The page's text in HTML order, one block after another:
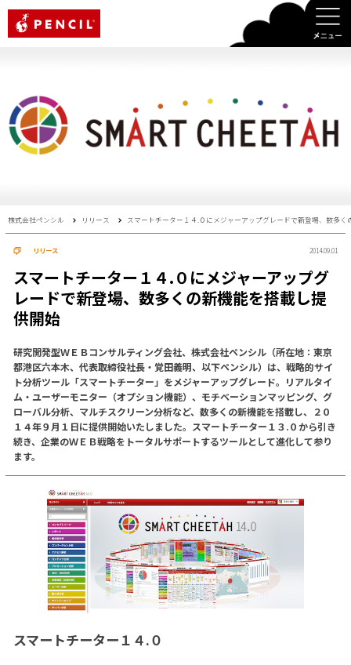
株式会社ペンシル リリース スマートチーター１４.０にメジャーアップグレードで新登場、数多く
リリース 2014.09.01
スマートチーター１４.０にメジャーアップグ
レードで新登場、数多くの新機能を搭載し提
供開始
研究開発型ＷＥＢコンサルティング会社、株式会社ペンシル（所在地：東京
都港区六本木、代表取締役社長・覚田義明、以下ペンシル）は、戦略的サイ
ト分析ツール「スマートチーター」をメジャーアップグレード。リアルタイ
ム・ユーザーモニター（オプション機能）、モチベーションマッピング、グ
ローバル分析、マルチスクリーン分析など、数多くの新機能を搭載し、２０
１４年９月１日に提供開始いたしました。スマートチーター１３.０から引き
続き、企業のＷＥＢ戦略をトータルサポートするツールとして進化して参り
ます。
スマートチーター１４.０